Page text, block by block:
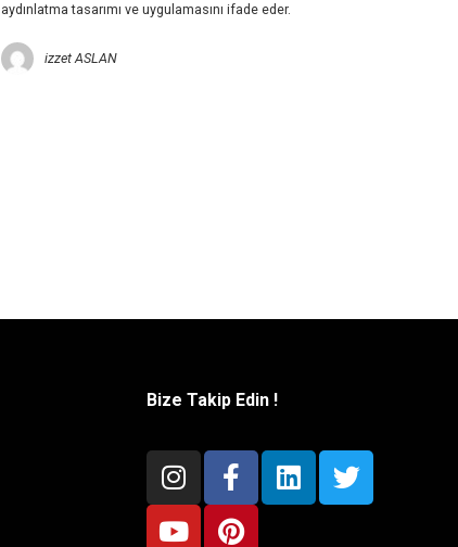
aydınlatma tasarımı ve uygulamasını ifade eder.
izzet ASLAN
Bize Takip Edin !